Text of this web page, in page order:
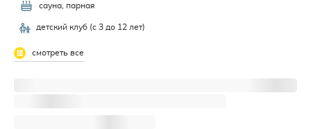
сауна, парная
детский клуб (c 3 до 12 лет)
смотреть все